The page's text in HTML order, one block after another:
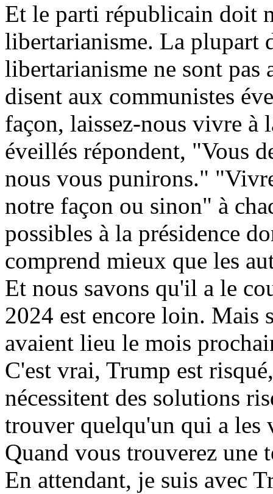
Et le parti républicain doit
libertarianisme. La plupart
libertarianisme ne sont pas
disent aux communistes
façon, laissez-nous vivre à
éveillés répondent, "Vous
nous vous punirons."
notre façon ou sinon" à
possibles à la présidence
comprend mieux que les
Et nous savons qu'il a le
2024 est encore loin. Mais
avaient lieu le mois
C'est vrai, Trump est
nécessitent des solutions
trouver quelqu'un qui a les
Quand vous trouverez une
En attendant, je suis avec